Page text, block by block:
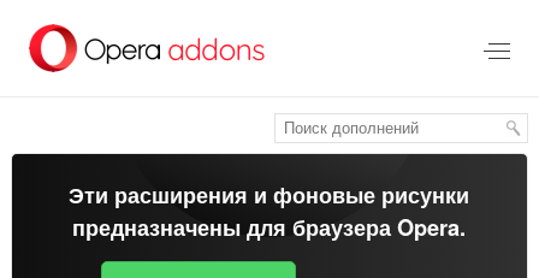
перейти
Эти расширения и фоновые рисунки
предназначены длябраузера Opera.